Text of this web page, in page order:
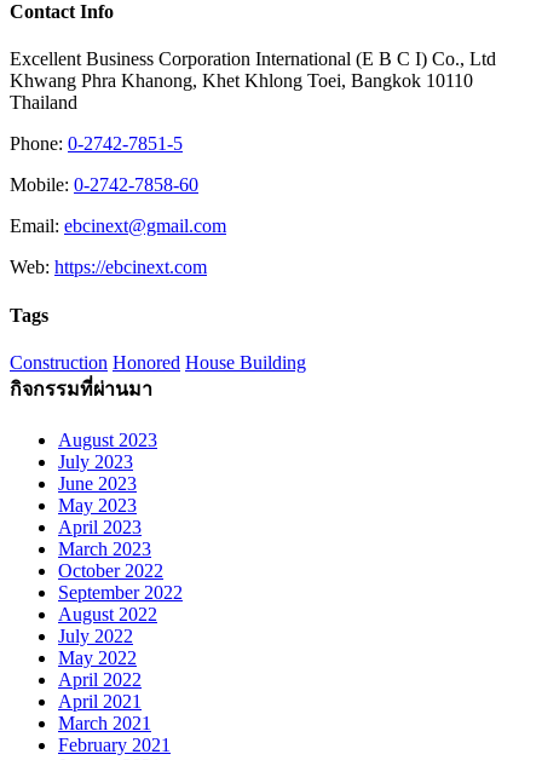
Contact Info
Excellent Business Corporation International (E B C I) Co., Ltd
Khwang Phra Khanong, Khet Khlong Toei, Bangkok 10110
Thailand
Phone: 0-2742-7851-5
Mobile: 0-2742-7858-60
Email: ebcinext@gmail.com
Web: https://ebcinext.com
Tags
Construction Honored House Building
กิจกรรมที่ผ่านมา
August 2023
July 2023
June 2023
May 2023
April 2023
March 2023
October 2022
September 2022
August 2022
July 2022
May 2022
April 2022
April 2021
March 2021
February 2021